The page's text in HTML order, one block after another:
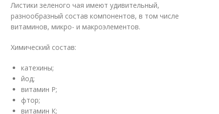
Листики зеленого чая имеют удивительный,
разнообразный состав компонентов, в том числе
витаминов, микро- и макроэлементов.
Химический состав:
катехины;
йод;
витамин Р;
фтор;
витамин К;